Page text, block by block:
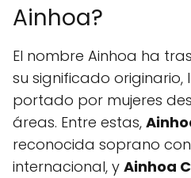
Ainhoa?
El nombre Ainhoa ha
su significado
portado por mujeres
áreas. Entre estas,
reconocida soprano
internacional, y Ainhoa